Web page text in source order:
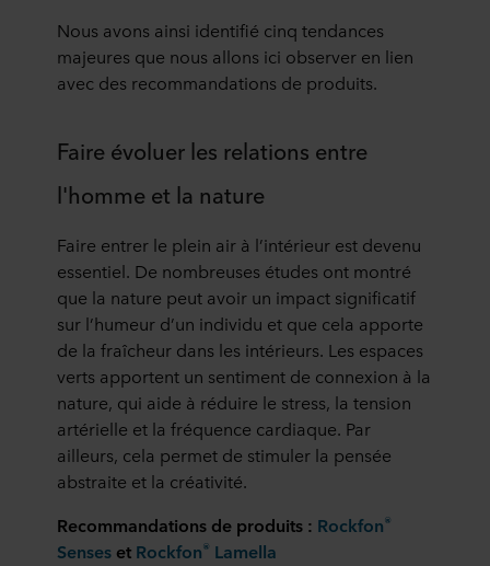
Nous avons ainsi identifié cinq tendances
majeures que nous allons ici observer en lien
avec des recommandations de produits.
Faire évoluer les relations entre
l'homme et la nature
Faire entrer le plein air à l’intérieur est devenu
essentiel. De nombreuses études ont montré
que la nature peut avoir un impact significatif
sur l’humeur d’un individu et que cela apporte
de la fraîcheur dans les intérieurs. Les espaces
verts apportent un sentiment de connexion à la
nature, qui aide à réduire le stress, la tension
artérielle et la fréquence cardiaque. Par
ailleurs, cela permet de stimuler la pensée
abstraite et la créativité.
Recommandations de produits : Rockfon®
Senses et Rockfon® Lamella